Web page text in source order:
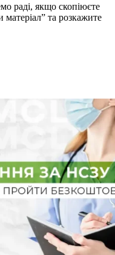
раді, якщо скопіюєте
та розкажите